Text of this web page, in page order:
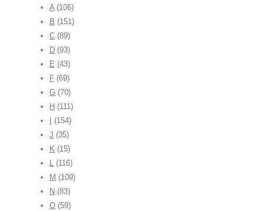
A(106)
B (151)
C (89)
D (93)
E (43)
F (69)
G (70)
H (111)
(154)
J (35)
K (15)
L (116)
M (109)
N (83)
O (59)